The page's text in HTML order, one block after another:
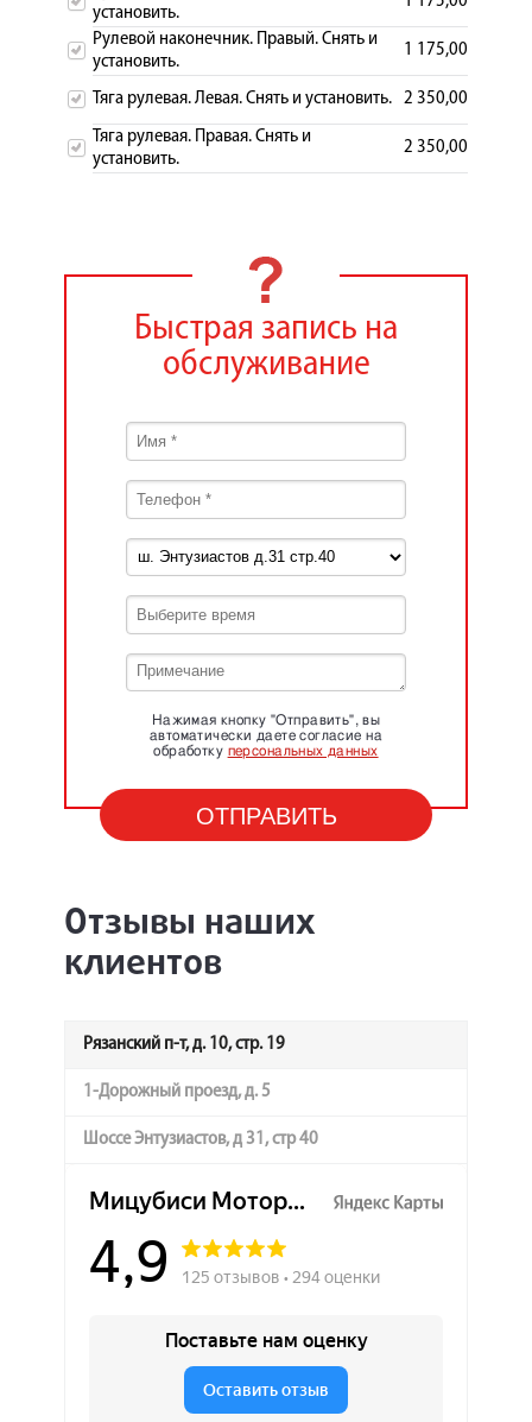
установить.
Рулевой наконечник. Правый. Снять и
установить.
1 175,00
Тяга рулевая. Левая. Снять и установить.
2 350,00
Тяга рулевая. Правая. Снять и
установить.
2 350,00
Быстрая запись на
обслуживание
Нажимая кнопку "Отправить", вы
автоматически даете согласие на
обработку персональных данных
Отзывы наших
клиентов
Рязанский п-т, д. 10, стр. 19
1-Дорожный проезд, д. 5
Шоссе Энтузиастов, д 31, стр 40